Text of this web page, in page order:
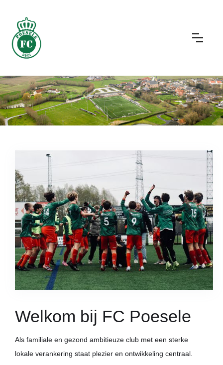
Welkom bij FC Poesele
Als familiale en gezond ambitieuze club met een sterke
lokale verankering staat plezier en ontwikkeling centraal.